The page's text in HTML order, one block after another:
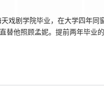
剧学院毕业，在大学四年同
替他照顾孟妮。提前两年毕业